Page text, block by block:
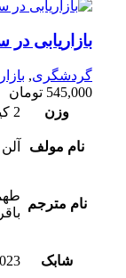
بازاریابی
گردشگری,
545,000 تومان
وزن
2 کیلوگرم
نام مولف
نام مترجم
شابک